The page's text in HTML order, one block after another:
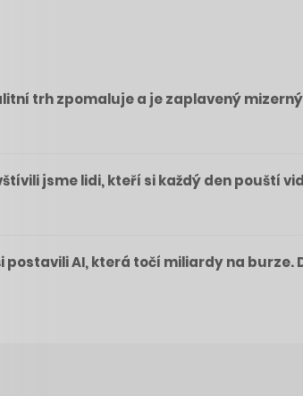
trh zpomaluje a je zaplavený
jsme lidi, kteří si každý den pouští
postavili AI, která točí miliardy na